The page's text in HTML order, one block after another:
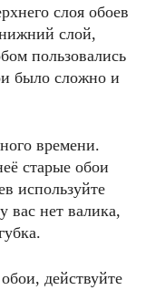
слоя обоев
слой,
пользовались
было сложно и
времени.
старые обои
используйте
нет валика,
действуйте